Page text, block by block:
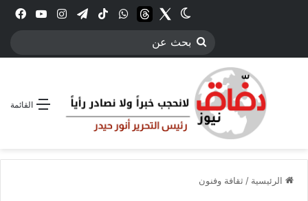
انستقرامتيلقرام‫TikTokواتسابthreadsTwitter
الوضع المظلم
بحث
القائمة
الرئيسية /ثقافة وفنون